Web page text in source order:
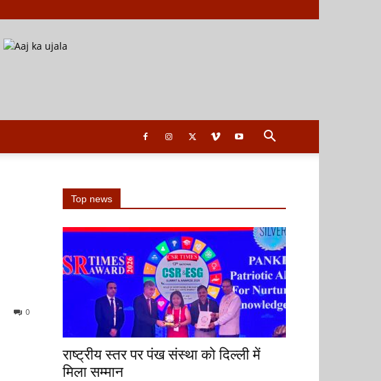
0
Top news
राष्ट्रीय स्तर पर पंख संस्था को दिल्ली में
मिला सम्मान